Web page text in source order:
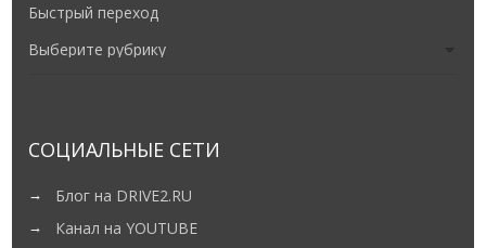
Быстрый переход
СОЦИАЛЬНЫЕ СЕТИ
Блог на DRIVE2.RU
Канал на YOUTUBE